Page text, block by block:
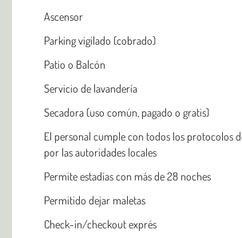
Ascensor
Parking vigilado (cobrado)
Patio o Balcón
Servicio de lavandería
Secadora (uso común, pagado o gratis)
El personal cumple con todos los protocolos
por las autoridades locales
Permite estadías con más de 28 noches
Permitido dejar maletas
Check-in/checkout exprés